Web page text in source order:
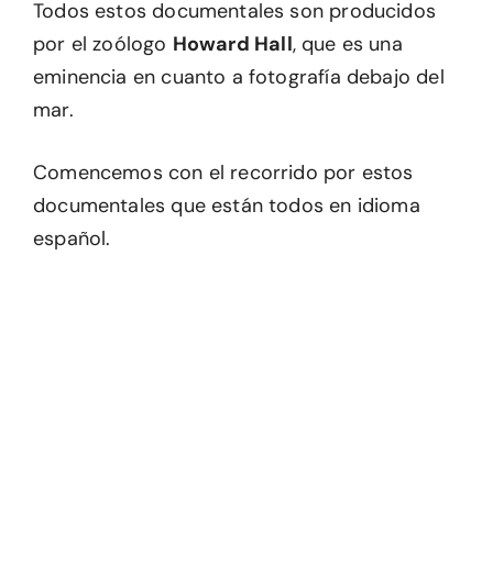
Todos estos documentales son producidos
por el zoólogo Howard Hall, que es una
eminencia en cuanto a fotografía debajo del
mar.
Comencemos con el recorrido por estos
documentales que están todos en idioma
español.